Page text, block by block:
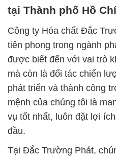
tại Thành phố Hồ
Công ty Hóa chất Đắc
tiên phong trong ngành
được biết đến với vai trò
mà còn là đối tác chiến
phát triển và thành công
mệnh của chúng tôi là
vụ tốt nhất, luôn đặt lợi
đầu.
Tại Đắc Trường Phát,